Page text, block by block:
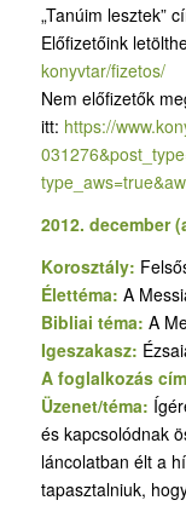
„Tanúim lesztek”
Előfizetőink
konyvtar/fizetos/
Nem előfizetők
itt: https://
2012. december
Korosztály:
Élettéma: A
Bibliai téma: A
Igeszakasz:
A foglalkozás
Üzenet/téma:
és kapcsolódnak
láncolatban élt a
tapasztalniuk,